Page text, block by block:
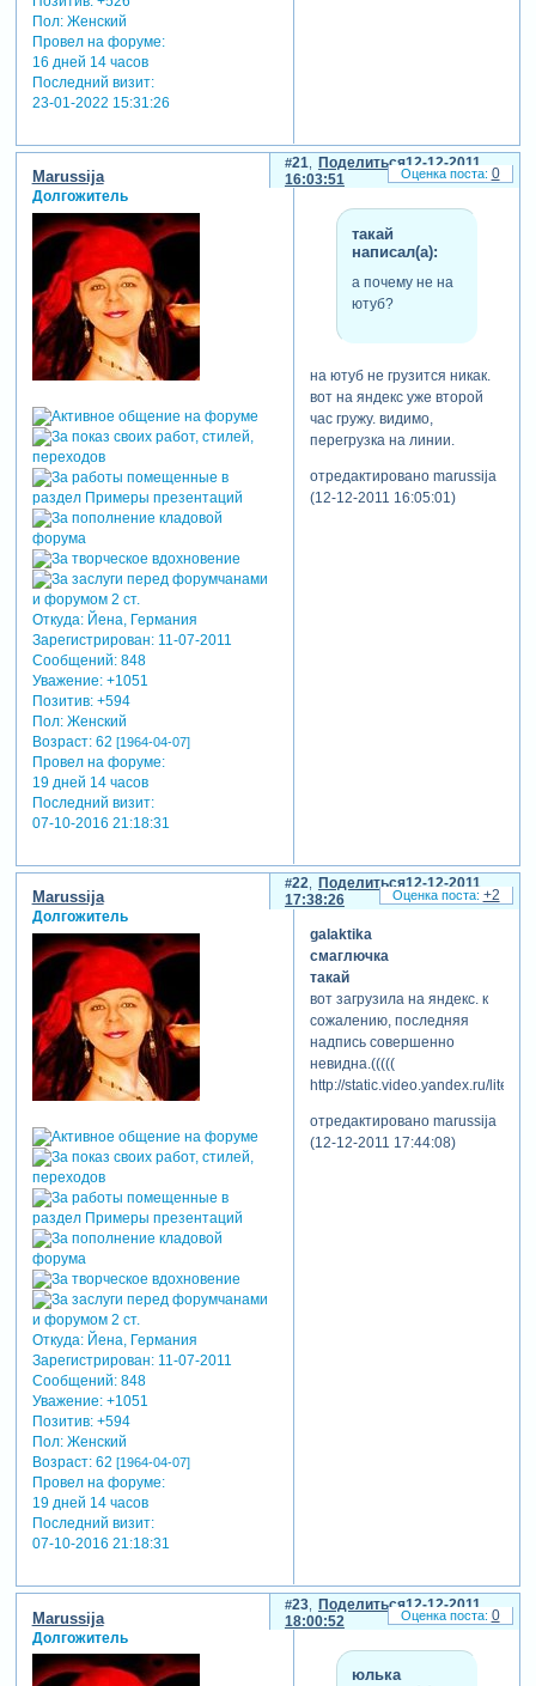
Пол:Женский
Провел на форуме:
16 дней 14 часов
Последний визит:
23-01-2022 15:31:26
Поделиться
21
12-12-2011
16:03:51
Marussija
Долгожитель
Откуда:Йена, Германия
Зарегистрирован: 11-07-2011
Сообщений:848
Уважение: +1051
Позитив: +594
Пол:Женский
Возраст:62 [1964-04-07]
Провел на форуме:
19 дней 14 часов
Последний визит:
07-10-2016 21:18:31
такай
написал(а):
а почему не на
ютуб?
на ютуб не грузится никак.
вот на яндекс уже второй
час гружу. видимо,
перегрузка на линии.
отредактировано marussija
(12-12-2011 16:05:01)
0
Поделиться
22
12-12-2011
17:38:26
Marussija
Долгожитель
Откуда:Йена, Германия
Зарегистрирован: 11-07-2011
Сообщений:848
Уважение: +1051
Позитив: +594
Пол:Женский
Возраст:62 [1964-04-07]
Провел на форуме:
19 дней 14 часов
Последний визит:
07-10-2016 21:18:31
galaktika
смаглючка
такай
вот загрузила на яндекс. к
сожалению, последняя
надпись совершенно
невидна.(((((
http://static.video.yandex.ru/lite/
отредактировано marussija
(12-12-2011 17:44:08)
+2
Поделиться
23
12-12-2011
18:00:52
Marussija
Долгожитель
юлька
0